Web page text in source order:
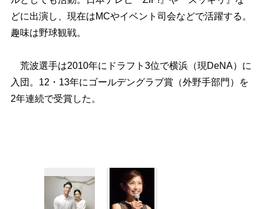
どに出演し、現在はMCやイベント司会などで活躍する。
趣味は野球観戦。
荒波選手は2010年にドラフト3位で横浜（現DeNA）に
入団。12・13年にゴールデングラブ賞（外野手部門）を
2年連続で受賞した。